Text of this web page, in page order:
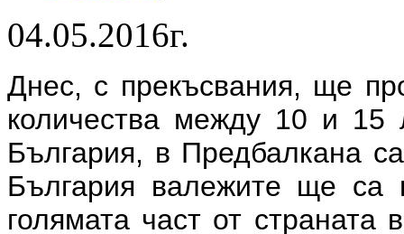
04.05.2016г.
Днес, с прекъсвания, ще
количества между 10 и
България, в Предбалкана
България валежите ще са
голямата част от